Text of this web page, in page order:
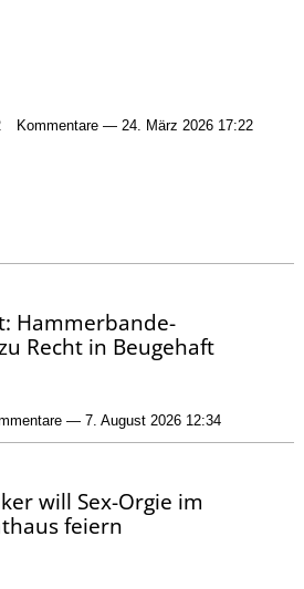
Kommentare — 24. März 2026 17:22
Hammerbande-
Recht in Beugehaft
— 7. August 2026 12:34
will Sex-Orgie im
feiern